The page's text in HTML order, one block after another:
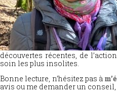
découvertes récentes, de
soin les plus insolites.
Bonne lecture, n’hésitez pas à
avis ou me demander un conseil,